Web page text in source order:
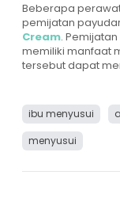
Beberapa
pemijatan
Cream.
memiliki manfaat
tersebut dapat
ibu menyusui
menyusui